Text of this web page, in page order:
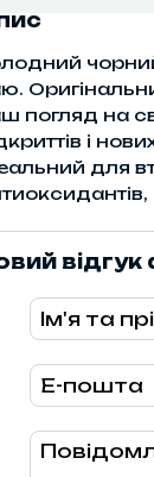
погляд на
і
для